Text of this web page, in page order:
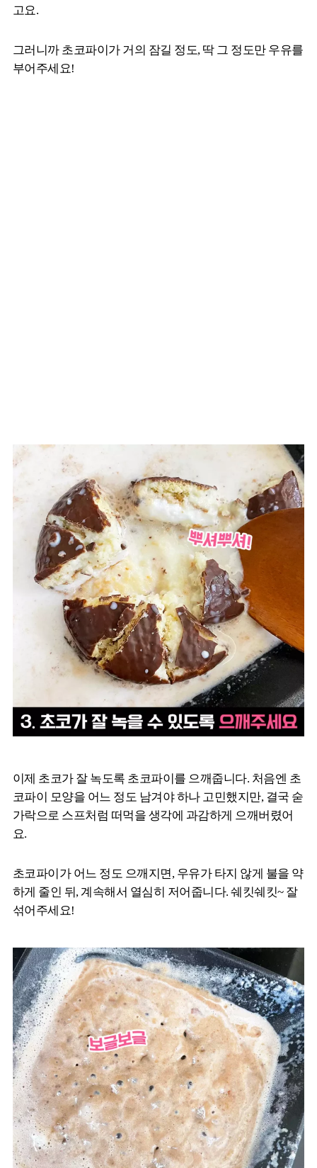
고요.
그러니까 초코파이가 거의 잠길 정도, 딱 그 정도만 우유를
부어주세요!
이제 초코가 잘 녹도록 초코파이를 으깨줍니다. 처음엔 초
코파이 모양을 어느 정도 남겨야 하나 고민했지만, 결국 숟
가락으로 스프처럼 떠먹을 생각에 과감하게 으깨버렸어
요.
초코파이가 어느 정도 으깨지면, 우유가 타지 않게 불을 약
하게 줄인 뒤, 계속해서 열심히 저어줍니다. 쉐킷쉐킷~ 잘
섞어주세요!